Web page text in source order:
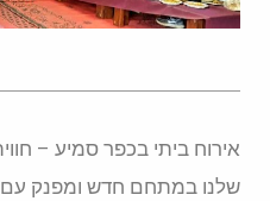
אירוח ביתי בכפר סמיע –
שלנו במתחם חדש ומפנק עם